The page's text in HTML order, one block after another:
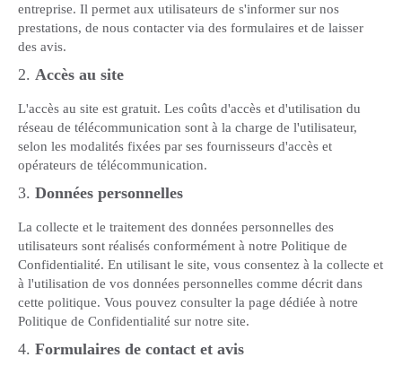
entreprise. Il permet aux utilisateurs de s'informer sur nos
prestations, de nous contacter via des formulaires et de laisser
des avis.
2. Accès au site
L'accès au site est gratuit. Les coûts d'accès et d'utilisation du
réseau de télécommunication sont à la charge de l'utilisateur,
selon les modalités fixées par ses fournisseurs d'accès et
opérateurs de télécommunication.
3. Données personnelles
La collecte et le traitement des données personnelles des
utilisateurs sont réalisés conformément à notre Politique de
Confidentialité. En utilisant le site, vous consentez à la collecte et
à l'utilisation de vos données personnelles comme décrit dans
cette politique. Vous pouvez consulter la page dédiée à notre
Politique de Confidentialité sur notre site.
4. Formulaires de contact et avis